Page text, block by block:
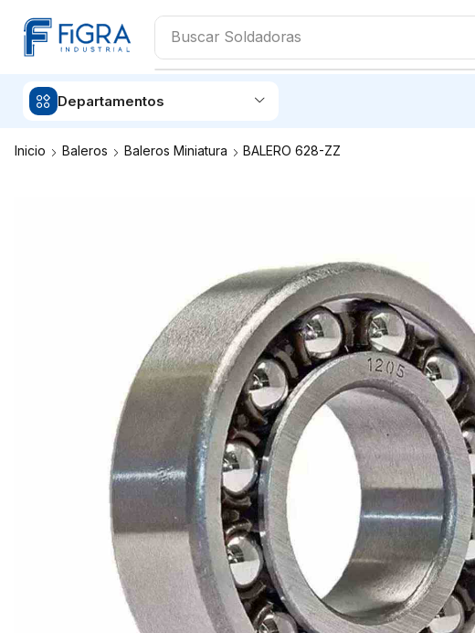
Buscar Aceites
Departamentos
Inicio Baleros Baleros Miniatura BALERO 628-ZZ